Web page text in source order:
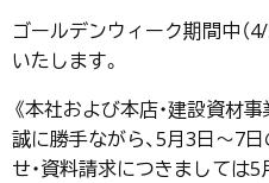
ゴールデンウィーク期間中（
いたします。
《本社および本店・建設資材事
誠に勝手ながら、5月3日〜7
せ・資料請求につきましては